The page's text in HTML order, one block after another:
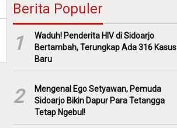
Berita Populer
1
Waduh! Penderita HIV di Sidoarjo
Bertambah, Terungkap Ada 316 Kasus
Baru
2
Mengenal Ego Setyawan, Pemuda
Sidoarjo Bikin Dapur Para Tetangga
Tetap Ngebul!